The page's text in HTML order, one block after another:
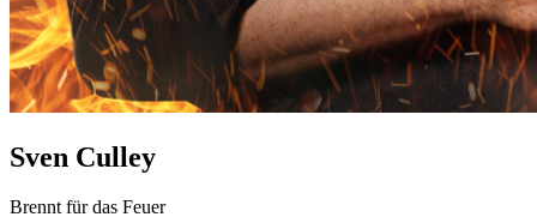
Sven Culley
Brennt für das Feuer